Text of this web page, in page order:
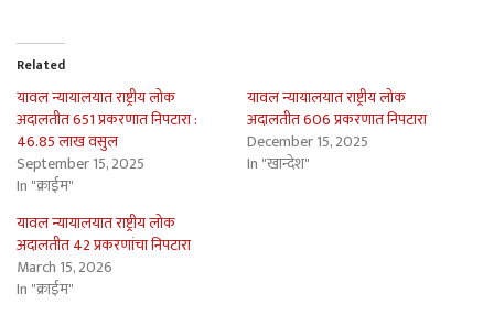
Related
यावल न्यायालयात राष्ट्रीय लोक
अदालतीत 651 प्रकरणात निपटारा :
46.85 लाख वसुल
September 15, 2025
In "क्राईम"
यावल न्यायालयात राष्ट्रीय लोक
अदालतीत 606 प्रकरणात निपटारा
December 15, 2025
In "खान्देश"
यावल न्यायालयात राष्ट्रीय लोक
अदालतीत 42 प्रकरणांचा निपटारा
March 15, 2026
In "क्राईम"